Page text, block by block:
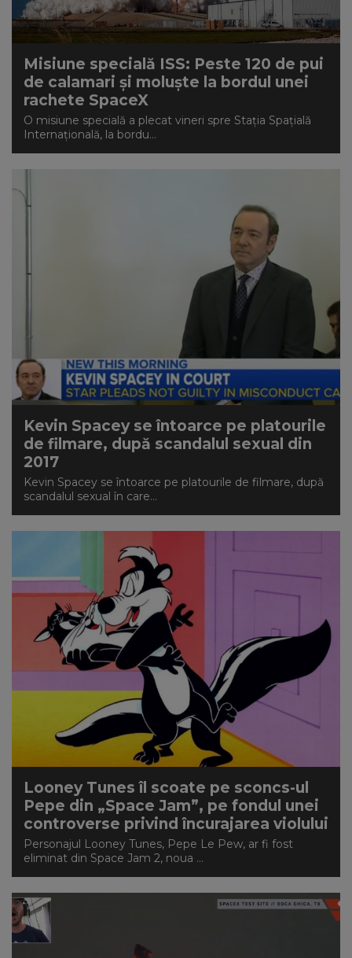
Misiune specială ISS: Peste 120 de pui
de calamari și moluște la bordul unei
rachete SpaceX
O misiune specială a plecat vineri spre Staţia Spaţială
Internaţională, la bordu...
Kevin Spacey se întoarce pe platourile
de filmare, după scandalul sexual din
2017
Kevin Spacey se întoarce pe platourile de filmare, după
scandalul sexual în care...
Looney Tunes îl scoate pe sconcs-ul
Pepe din „Space Jam”, pe fondul unei
controverse privind încurajarea violului
Personajul Looney Tunes, Pepe Le Pew, ar fi fost
eliminat din Space Jam 2, noua ...